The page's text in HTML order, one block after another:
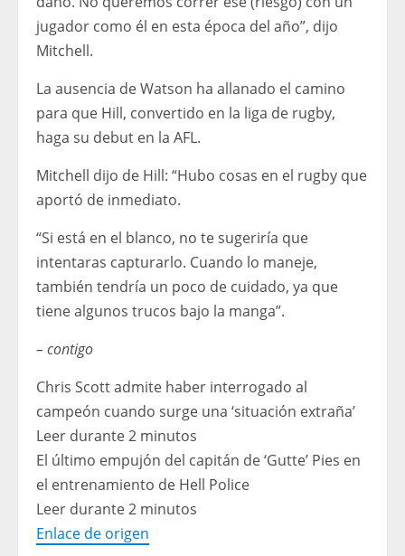
jugador como él en esta época del año”, dijo
Mitchell.
La ausencia de Watson ha allanado el camino
para que Hill, convertido en la liga de rugby,
haga su debut en la AFL.
Mitchell dijo de Hill: “Hubo cosas en el rugby que
aportó de inmediato.
“Si está en el blanco, no te sugeriría que
intentaras capturarlo. Cuando lo maneje,
también tendría un poco de cuidado, ya que
tiene algunos trucos bajo la manga”.
– contigo
Chris Scott admite haber interrogado al
campeón cuando surge una ‘situación extraña’
Leer durante 2 minutos
El último empujón del capitán de ‘Gutte’ Pies en
el entrenamiento de Hell Police
Leer durante 2 minutos
Enlace de origen